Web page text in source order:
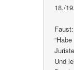
18./
Faust:
Und